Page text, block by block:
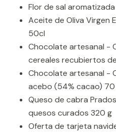
Flor de sal
Aceite de Oliva Virgen
50cl
Chocolate artesanal -
cereales recubiertos
Chocolate artesanal -
acebo (54% cacao)
Queso de cabra
quesos curados 320 g
Oferta de tarjeta